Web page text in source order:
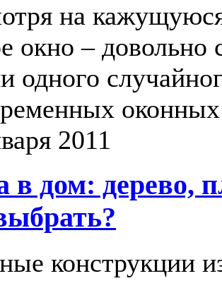
на
окно – довольно
одного
2011
в дом: дерево,
конструкции